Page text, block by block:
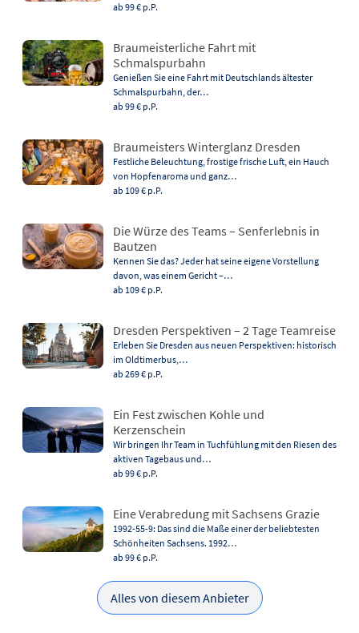
ab 99 € p.P.
Braumeisterliche Fahrt mit
Schmalspurbahn
Genießen Sie eine Fahrt mit Deutschlands ältester
Schmalspurbahn, der…
ab 99 € p.P.
Braumeisters Winterglanz Dresden
Festliche Beleuchtung, frostige frische Luft, ein Hauch
von Hopfenaroma und ganz…
ab 109 € p.P.
Die Würze des Teams – Senferlebnis in
Bautzen
Kennen Sie das? Jeder hat seine eigene Vorstellung
davon, was einem Gericht –…
ab 109 € p.P.
Dresden Perspektiven – 2 Tage Teamreise
Erleben Sie Dresden aus neuen Perspektiven: historisch
im Oldtimerbus,…
ab 269 € p.P.
Ein Fest zwischen Kohle und
Kerzenschein
Wir bringen Ihr Team in Tuchfühlung mit den Riesen des
aktiven Tagebaus und…
ab 99 € p.P.
Eine Verabredung mit Sachsens Grazie
1992-55-9: Das sind die Maße einer der beliebtesten
Schönheiten Sachsens. 1992…
ab 99 € p.P.
Alles von diesem Anbieter